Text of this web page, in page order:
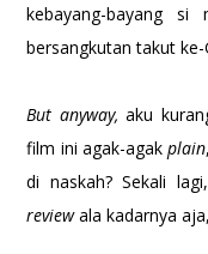
kebayang-bayang
bersangkutan takut ke-
But anyway,aku
film ini agak-agak plain
di naskah? Sekali
reviewala kadarnya